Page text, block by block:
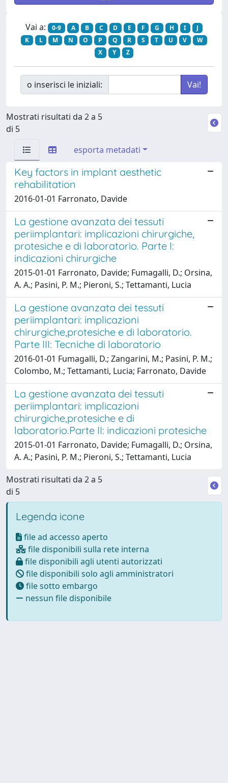
Vai a: 0-9 A B C D E F G H I
J
K
L M N O P Q R S T U V
W
X
Y Z
o inserisci le iniziali:
Mostrati risultati da 2 a 5
di 5
esporta metadati
Key factors in implant aesthetic
rehabilitation
2016-01-01 Farronato, Davide
La gestione avanzata dei tessuti
periimplantari: implicazioni chirurgiche,
protesiche e di laboratorio. Parte I:
indicazioni chirurgiche
2015-01-01 Farronato, Davide; Fumagalli, D.; Orsina,
A. A.; Pasini, P. M.; Pieroni, S.; Tettamanti, Lucia
La gestione avanzata dei tessuti
periimplantari: implicazioni
chirurgiche,protesiche e di laboratorio.
Parte III: Tecniche di laboratorio
2016-01-01 Fumagalli, D.; Zangarini, M.; Pasini, P. M.;
Colombo, M.; Tettamanti, Lucia; Farronato, Davide
La gestione avanzata dei tessuti
periimplantari: implicazioni
chirurgiche,protesiche e di
laboratorio.Parte II: indicazioni protesiche
2015-01-01 Farronato, Davide; Fumagalli, D.; Orsina,
A. A.; Pasini, P. M.; Pieroni, S.; Tettamanti, Lucia
Mostrati risultati da 2 a 5
di 5
Legenda icone
file ad accesso aperto
file disponibili sulla rete interna
file disponibili agli utenti autorizzati
file disponibili solo agli amministratori
file sotto embargo
nessun file disponibile